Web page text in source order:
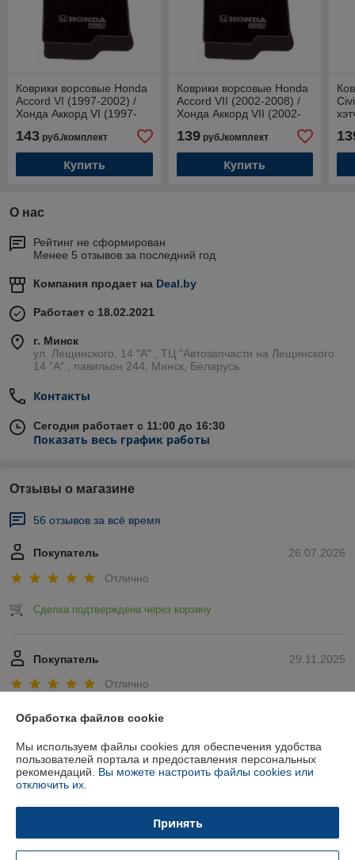
Коврики ворсовые Honda
Accord VI (1997-2002) /
Хонда Аккорд VI (1997-
143 руб./комплект
Купить
Коврики ворсовые Honda
Accord VII (2002-2008) /
Хонда Аккорд VII (2002-
139руб./комплект
Купить
О нас
Рейтинг не сформирован
Менее 5 отзывов за последний год
Компания продает на Deal.by
Работает с 18.02.2021
г. Минск
ул. Лещинского, 14 "А" , ТЦ "Автозапчасти на Лещинcкого
14 "A" , павильон 244, Минск, Беларусь
Контакты
Сегодня работает с 11:00 до 16:30
Показать весь график работы
Отзывы о магазине
56 отзывов за всё время
26.07.2026
Покупатель
Отлично
Сделка подтверждена через корзину
29.11.2025
Покупатель
Отлично
Показать все отзывы
О нас
Контакты
Доставка и оплата
Обработка файлов cookie
Мы используем файлы cookies для обеспечения удобства
пользователей портала и предоставления персональных
рекомендаций. Вы можете настроить файлы cookies или
отключить их.
Принять